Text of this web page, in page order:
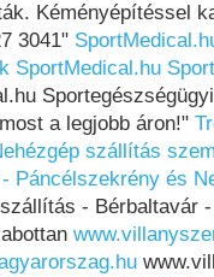
Kéményépítéssel
3041"
SportMedical.hu
a legjobb áron!"
szállítás
Páncélszekrény és
- Bérbaltavár